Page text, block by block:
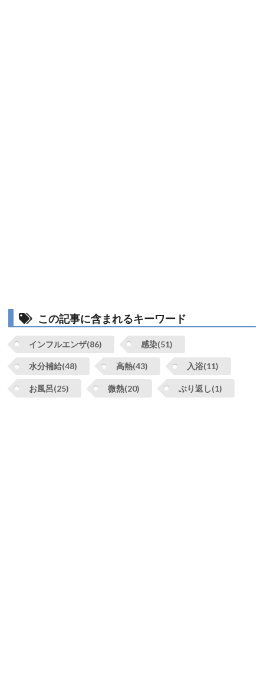
この記事に含まれるキーワード
インフルエンザ(86) 感染(51)
水分補給(48) 高熱(43) 入浴(11)
お風呂(25) 微熱(20) ぶり返し(1)